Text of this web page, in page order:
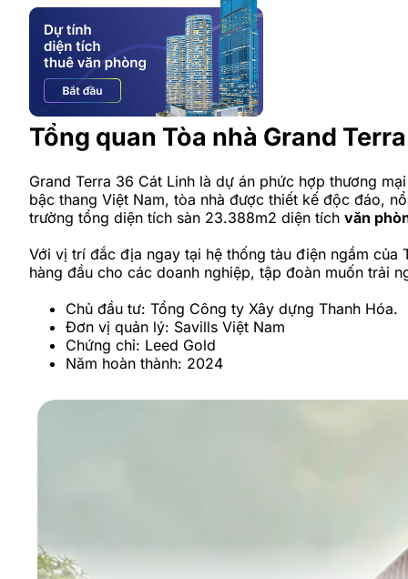
Tổng quan Tòa nhà Grand
Grand Terra 36 Cát Linh là dự án phức hợp thương
bậc thang Việt Nam, tòa nhà được thiết kế độc đáo,
trường tổng diện tích sàn 23.388m2 diện tích văn
Với vị trí đắc địa ngay tại hệ thống tàu điện ngầm
hàng đầu cho các doanh nghiệp, tập đoàn muốn trải
Chủ đầu tư: Tổng Công ty Xây dựng Thanh Hóa.
Đơn vị quản lý: Savills Việt Nam
Chứng chỉ: Leed Gold
Năm hoàn thành: 2024